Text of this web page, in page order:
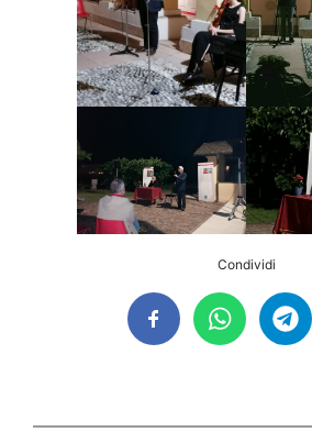
Condividi